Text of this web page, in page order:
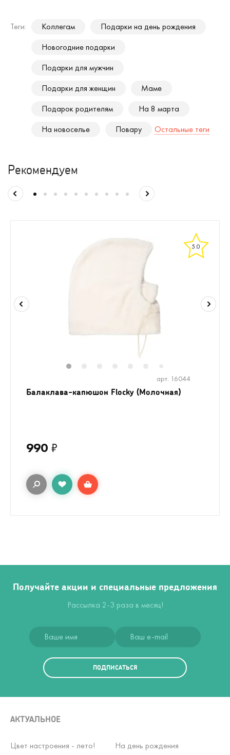
Теги: Коллегам
Подарки на день рождения
Новогодние подарки
Подарки для мужчин
Подарки для женщин
Маме
Подарок родителям
На 8 марта
На новоселье
Повару Остальные теги
Рекомендуем
5.0
арт. 16044
Балаклава-капюшон Flocky (Молочная)
990 ₽
Получайте акции и специальные предложения
Рассылка 2-3 раза в месяц!
ПОДПИСАТЬСЯ
АКТУАЛЬНОЕ
Цвет настроения - лето!
На день рождения